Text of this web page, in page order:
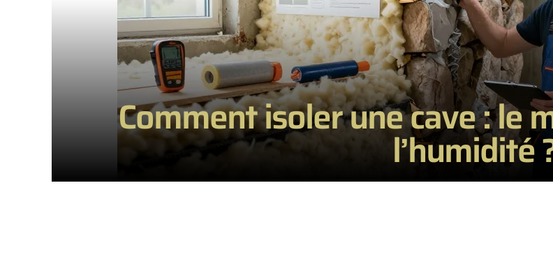
Comment isoler une cave : le
l’humidité